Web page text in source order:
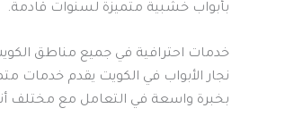
بأبواب خشبية متميزة لسنوات قادمة.
خدمات احترافية في جميع مناطق
نجار الأبواب في الكويت يقدم خدمات
بخبرة واسعة في التعامل مع مختلف